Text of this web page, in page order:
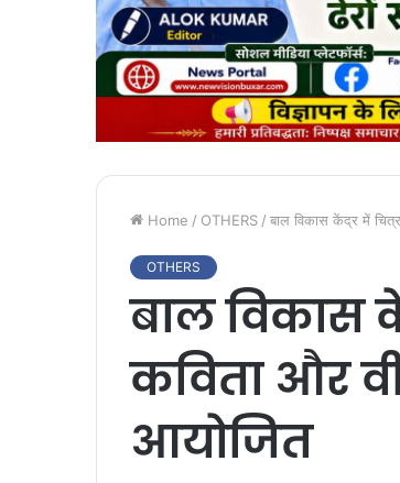
Home / OTHERS / बाल विकास केंद्र में
OTHERS
बाल विकास
कविता और
आयोजित